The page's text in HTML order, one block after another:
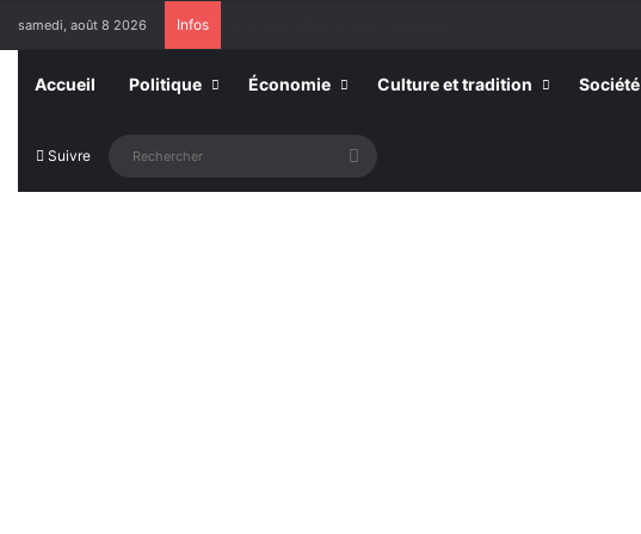
samedi, août 8 2026 Infos
Accueil Politique Économie Culture et tradition Société
Suivre Rechercher